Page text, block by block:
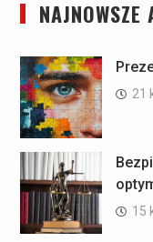
NAJNOWSZE
21
15